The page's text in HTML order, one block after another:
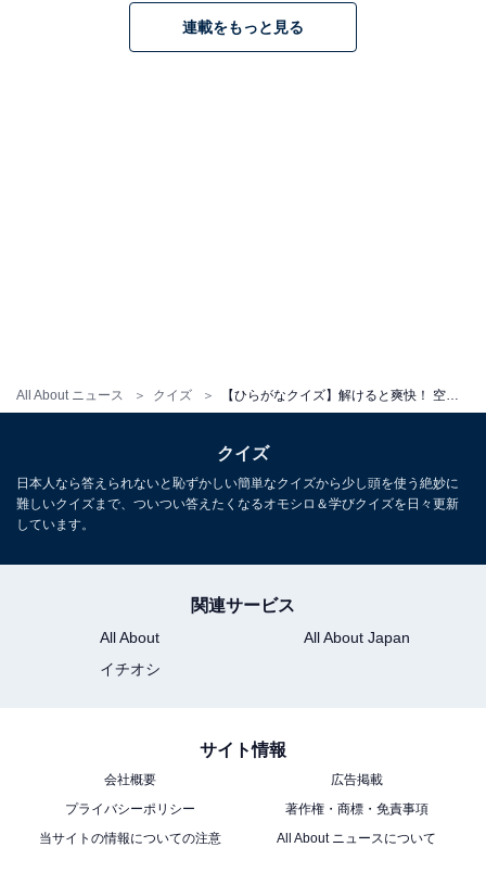
All About ニュース クイズ
連載をもっと見る
クイズ
日本人なら答えられないと恥ずかしい簡単なクイズから少し頭を使う絶妙に
難しいクイズまで、ついつい答えたくなるオモシロ＆学びクイズを日々更新
しています。
関連サービス
All About
All About Japan
イチオシ
サイト情報
会社概要
広告掲載
プライバシーポリシー
著作権・商標・免責事項
当サイトの情報についての注意
All About ニュースについて